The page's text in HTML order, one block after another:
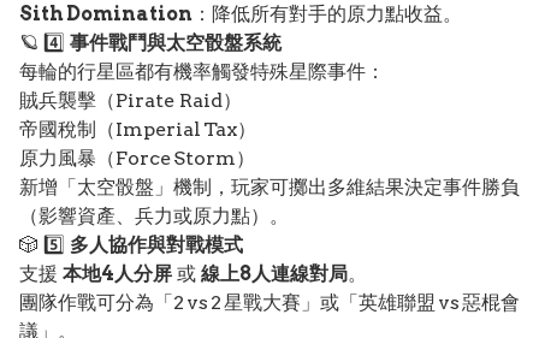
Sith Domination ：降低所有對手的原力點收益。
🪐 4️⃣ 事件戰鬥與太空骰盤系統
每輪的行星區都有機率觸發特殊星際事件：
賊兵襲擊（Pirate Raid）
帝國稅制（Imperial Tax）
原力風暴（Force Storm）
新增「太空骰盤」機制，玩家可擲出多維結果決定事件勝負
（影響資產、兵力或原力點）。
🎲 5️⃣ 多人協作與對戰模式
支援 本地4人分屏 或 線上8人連線對局。
團隊作戰可分為「2 vs 2 星戰大賽」或「英雄聯盟 vs 惡棍會
議」。